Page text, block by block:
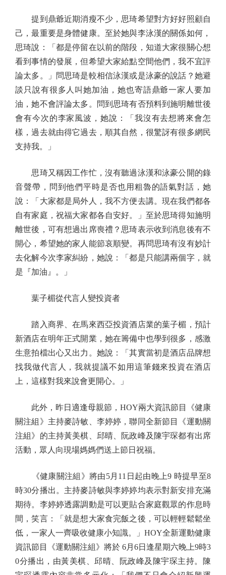
提到鼎爺近期消瘦不少，思琦希望對方好好照顧自
己，最重要是身體健康。至於她與李泳漢的關係如何，
思琦說：「都是停留在以前的階段，知道大家很關心想
看到事情的發展，但希望大家給點空間他們，我不宜評
論太多。」問思琦是較相信泳漢或是泳豪的說話？她避
談只說有很多人叫她加油，她也寄語鼎爺一家人要加
油，她不會評論太多。問到思琦有否預料到施明離世後
會有今次的李家風波，她說：「我沒有去想將來會怎
樣，過去就由得它過去，順其自然，很驚訝有很多網民
支持我。」
思琦又稱因工作忙，沒有聽過泳漢和泳豪公開的錄
音聲帶，問到他們平時是否也用粗魯的語氣對話，她
說：「大家都是局外人，我不方便去講。現在我們都各
自有家庭，祝福大家都各自安好。」至於思琦得知施明
離世後，可有想過出席喪禮？思琦表示收到消息後有不
開心，希望她的家人能節哀順變。再問思琦有沒有妙計
去化解今次李家糾紛，她說：「都是只能講兩個字，就
是『加油』。」
葉子楣從代言人變投資者
踏入商界、在馬來西亞投資酒店業的葉子楣，預計
新酒店在明年正式開業，她在籌備中也學到很多，感激
生意拍檔出心又出力。她說：「其實當初是酒店品牌想
找我做代言人，我就提議不如用這筆錢來投資在酒店
上，這樣對我來說會更開心。」
此外，昨日適逢母親節，HOY兩大資訊節目《健康
關注組》主持麥詩敏、李婷婷，聯同全新節目《運動關
注組》的主持黃美棋、邱晴、阮政峰及陳宇琛都有出席
活動，眾人向現場媽媽們送上節日祝福。
《健康關注組》將由5月11日起由晚上9 時提早至8
時30分播出。主持麥詩敏與李婷婷均表示對新安排充滿
期待。李婷婷透露調動是可以更貼合家庭觀眾的作息時
間，笑言：「就是想大家食完飯之後，可以輕輕鬆鬆坐
低，一家人一齊吸收健康小知識。」HOY全新運動健康
資訊節目《運動關注組》將於 6月6日逢星期六晚上9時3
0分播出，由黃美棋、邱晴、阮政峰及陳宇琛主持。陳